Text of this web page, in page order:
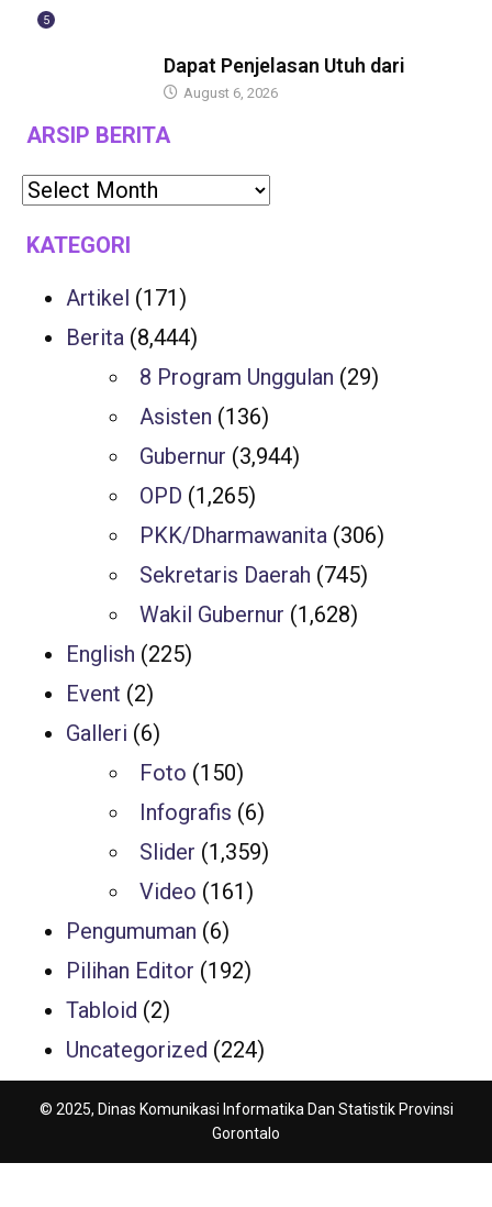
5
Dapat Penjelasan Utuh dari
August 6, 2026
ARSIP BERITA
KATEGORI
Artikel (171)
Berita (8,444)
8 Program Unggulan (29)
Asisten (136)
Gubernur (3,944)
OPD (1,265)
PKK/Dharmawanita (306)
Sekretaris Daerah (745)
Wakil Gubernur (1,628)
English (225)
Event (2)
Galleri (6)
Foto (150)
Infografis (6)
Slider (1,359)
Video (161)
Pengumuman (6)
Pilihan Editor (192)
Tabloid (2)
Uncategorized (224)
© 2025, Dinas Komunikasi Informatika Dan Statistik Provinsi
Gorontalo